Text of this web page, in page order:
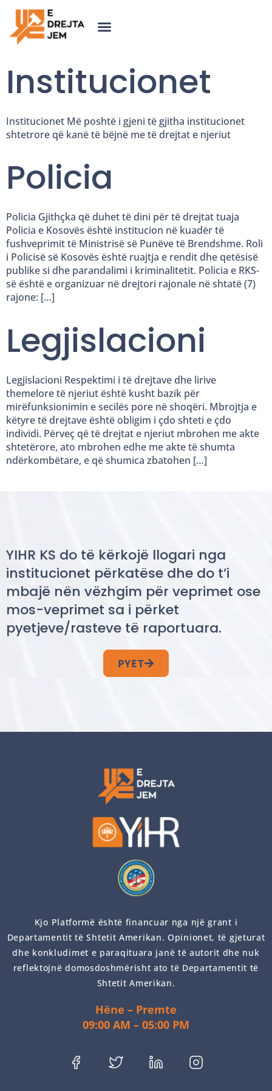
Institucionet
Institucionet Më poshtë i gjeni të gjitha institucionet
shtetrore që kanë të bëjnë me të drejtat e njeriut
Policia
Policia Gjithçka që duhet të dini për të drejtat tuaja
Policia e Kosovës është institucion në kuadër të
fushveprimit të Ministrisë së Punëve të Brendshme. Roli
i Policisë së Kosovës është ruajtja e rendit dhe qetësisë
publike si dhe parandalimi i kriminalitetit. Policia e RKS-
së është e organizuar në drejtori rajonale në shtatë (7)
rajone: […]
Legjislacioni​
Legjislacioni​ Respektimi i të drejtave dhe lirive
themelore të njeriut është kusht bazik për
mirëfunksionimin e secilës pore në shoqëri. Mbrojtja e
këtyre të drejtave është obligim i çdo shteti e çdo
individi. Përveç që të drejtat e njeriut mbrohen me akte
shtetërore, ato mbrohen edhe me akte të shumta
ndërkombëtare, e që shumica zbatohen […]
YIHR KS do të kërkojë llogari nga
institucionet përkatëse dhe do t’i
mbajë nën vëzhgim për veprimet ose
mos-veprimet sa i përket
pyetjeve/rasteve të raportuara.
PYET
Kjo Platformë është financuar nga një grant i
Departamentit të Shtetit Amerikan. Opinionet, të gjeturat
dhe konkludimet e paraqituara janë të autorit dhe nuk
reflektojnë domosdoshmërisht ato të Departamentit të
Shtetit Amerikan.
Hëne – Premte
09:00 AM – 05:00 PM